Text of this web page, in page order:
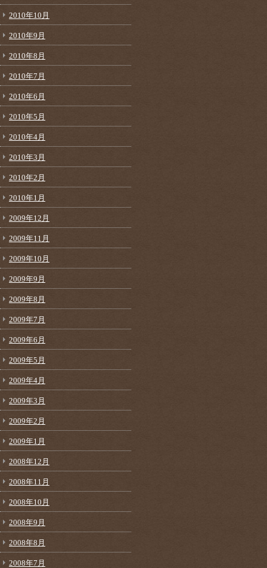
2010年10月
2010年9月
2010年8月
2010年7月
2010年6月
2010年5月
2010年4月
2010年3月
2010年2月
2010年1月
2009年12月
2009年11月
2009年10月
2009年9月
2009年8月
2009年7月
2009年6月
2009年5月
2009年4月
2009年3月
2009年2月
2009年1月
2008年12月
2008年11月
2008年10月
2008年9月
2008年8月
2008年7月